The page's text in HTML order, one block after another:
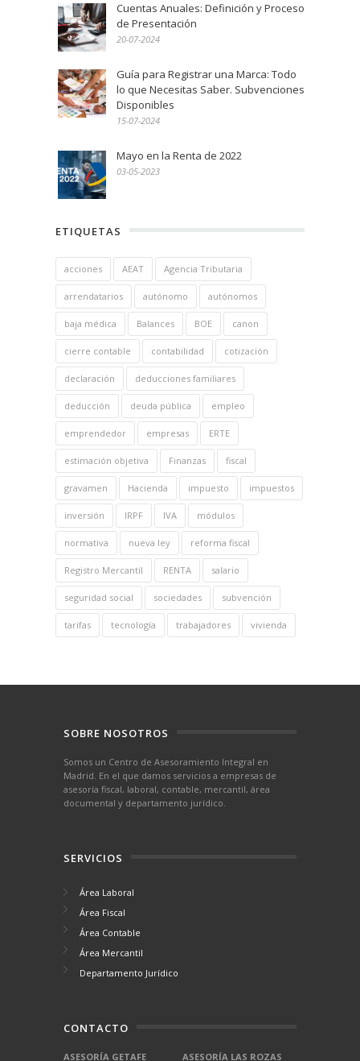
Cuentas Anuales: Definición y Proceso
de Presentación
20-07-2024
Guía para Registrar una Marca: Todo
lo que Necesitas Saber. Subvenciones
Disponibles
15-07-2024
Mayo en la Renta de 2022
03-05-2023
ETIQUETAS
acciones AEAT Agencia Tributaria
arrendatarios autónomo autónomos
baja médica Balances BOE canon
cierre contable contabilidad cotización
declaración deducciones familiares
deducción deuda pública empleo
emprendedor empresas ERTE
estimación objetiva Finanzas fiscal
gravamen Hacienda impuesto impuestos
inversión IRPF IVA módulos
normativa nueva ley reforma fiscal
Registro Mercantil RENTA salario
seguridad social sociedades subvención
tarifas tecnología trabajadores vivienda
SOBRE NOSOTROS
Somos un Centro de Asesoramiento Integral en
Madrid. En el que damos servicios a empresas de
asesoría fiscal, laboral, contable, mercantil, área
documental y departamento jurídico.
SERVICIOS
Área Laboral
Área Fiscal
Área Contable
Área Mercantil
Departamento Jurídico
CONTACTO
ASESORÍA GETAFE ASESORÍA LAS ROZAS